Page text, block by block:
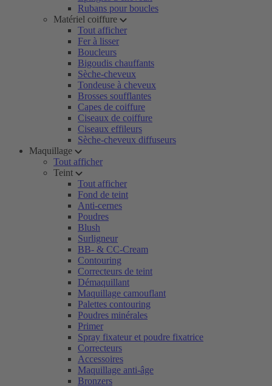
Rubans pour boucles
Matériel coiffure
Tout afficher
Fer à lisser
Boucleurs
Bigoudis chauffants
Sèche-cheveux
Tondeuse à cheveux
Brosses soufflantes
Capes de coiffure
Ciseaux de coiffure
Ciseaux effileurs
Sèche-cheveux diffuseurs
Maquillage
Tout afficher
Teint
Tout afficher
Fond de teint
Anti-cernes
Poudres
Blush
Surligneur
BB- & CC-Cream
Contouring
Correcteurs de teint
Démaquillant
Maquillage camouflant
Palettes contouring
Poudres minérales
Primer
Spray fixateur et poudre fixatrice
Correcteurs
Accessoires
Maquillage anti-âge
Bronzers